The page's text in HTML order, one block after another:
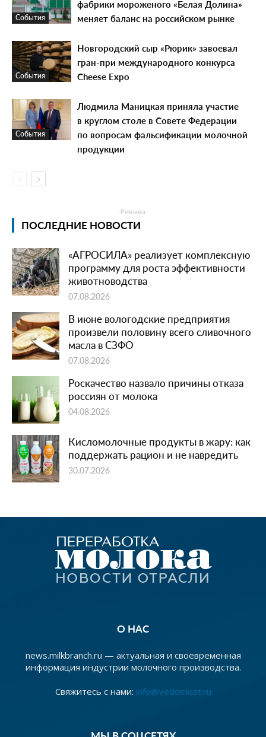
События
фабрики мороженого «Белая Долина»
меняет баланс на российском рынке
События
Новгородский сыр «Рюрик» завоевал
гран-при международного конкурса
Cheese Expo
События
Людмила Маницкая приняла участие
в круглом столе в Совете Федерации
по вопросам фальсификации молочной
продукции
- Реклама -
ПОСЛЕДНИЕ НОВОСТИ
«АГРОСИЛА» реализует комплексную
программу для роста эффективности
животноводства
07.08.2026
В июне вологодские предприятия
произвели половину всего сливочного
масла в СЗФО
07.08.2026
Роскачество назвало причины отказа
россиян от молока
04.08.2026
Кисломолочные продукты в жару: как
поддержать рацион и не навредить
30.07.2026
О НАС
news.milkbranch.ru — актуальная и своевременная
информация индустрии молочного производства.
Свяжитесь с нами: info@vedomost.ru